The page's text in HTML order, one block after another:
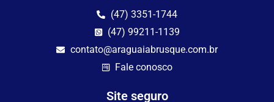
(47) 3351-1744
(47) 99211-1139
contato@araguaiabrusque.com.br
Fale conosco
Site seguro